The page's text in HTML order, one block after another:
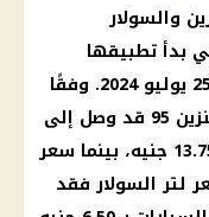
والسولار
بدأ تطبيقها
اعتبارًا من اليوم، الخميس الموافق 25 يوليو 2024. وفقًا
للمعلومات المتاحة، فإن سعر لتر البنزين 95 قد وصل إلى
15 جنيهًا، وسعر لتر البنزين 92 هو 13.75 جنيه، بينما سعر
جنيه. أما سعر لتر السولار فقد